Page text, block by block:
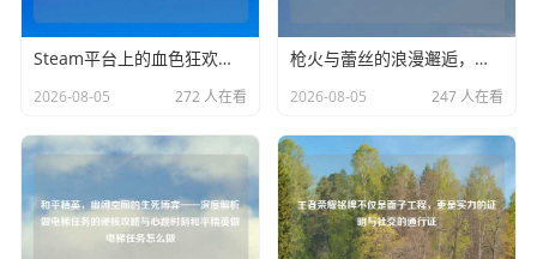
Steam平台上的血色狂欢，深度解析屠夫游戏背后的恐惧与 steam屠夫游戏
2026-08-05 272 人在看
枪火与蕾丝的浪漫邂逅，深度解析逆战女仆1的前世今生逆战女仆线索还可以刷吗
2026-08-05 247 人在看